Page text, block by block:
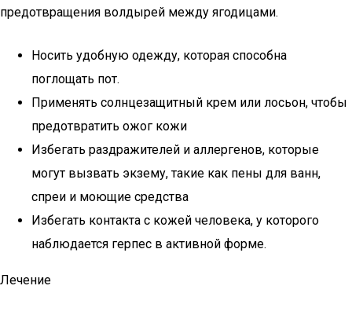
предотвращения волдырей между ягодицами.
Носить удобную одежду, которая способна
поглощать пот.
Применять солнцезащитный крем или лосьон, чтобы
предотвратить ожог кожи
Избегать раздражителей и аллергенов, которые
могут вызвать экзему, такие как пены для ванн,
спреи и моющие средства
Избегать контакта с кожей человека, у которого
наблюдается герпес в активной форме.
Лечение